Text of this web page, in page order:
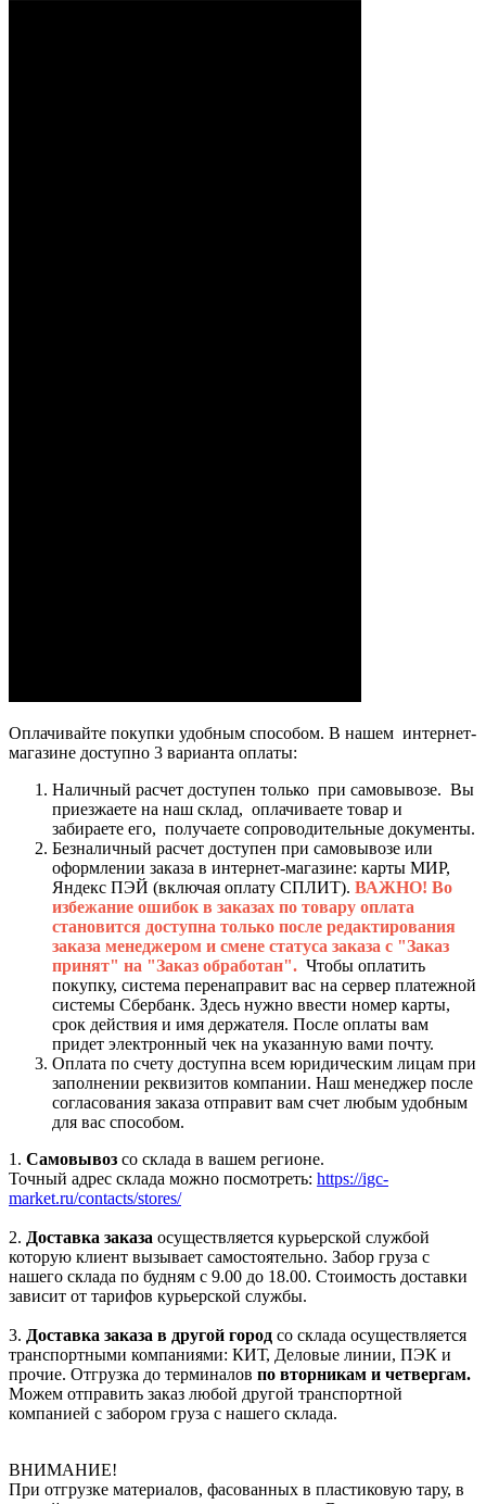
Оплачивайте покупки удобным способом. В нашем интернет-
магазине доступно 3 варианта оплаты:
Наличный расчет доступен только при самовывозе. Вы
приезжаете на наш склад, оплачиваете товар и
забираете его, получаете сопроводительные документы.
Безналичный расчет доступен при самовывозе или
оформлении заказа в интернет-магазине: карты МИР,
Яндекс ПЭЙ (включая оплату СПЛИТ). ВАЖНО! Во
избежание ошибок в заказах по товару оплата
становится доступна только после редактирования
заказа менеджером и смене статуса заказа с "Заказ
принят" на "Заказ обработан". Чтобы оплатить
покупку, система перенаправит вас на сервер платежной
системы Сбербанк. Здесь нужно ввести номер карты,
срок действия и имя держателя. После оплаты вам
придет электронный чек на указанную вами почту.
Оплата по счету доступна всем юридическим лицам при
заполнении реквизитов компании. Наш менеджер после
согласования заказа отправит вам счет любым удобным
для вас способом.
1. Самовывоз со склада в вашем регионе.
Точный адрес склада можно посмотреть: https://igc-
market.ru/contacts/stores/
2. Доставка заказа осуществляется курьерской службой
которую клиент вызывает самостоятельно. Забор груза с
нашего склада по будням с 9.00 до 18.00. Стоимость доставки
зависит от тарифов курьерской службы.
3. Доставка заказа в другой город со склада осуществляется
транспортными компаниями: КИТ, Деловые линии, ПЭК и
прочие. Отгрузка до терминалов по вторникам и четвергам.
Можем отправить заказ любой другой транспортной
компанией с забором груза с нашего склада.
ВНИМАНИЕ!
При отгрузке материалов, фасованных в пластиковую тару, в